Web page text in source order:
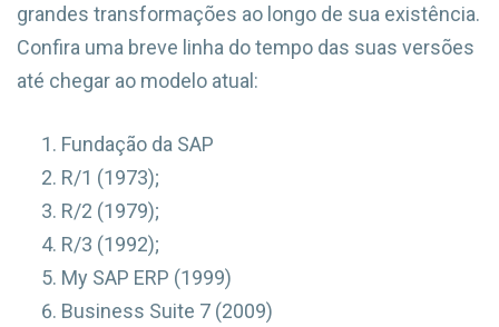
grandes transformações ao longo de sua existência.
Confira uma breve linha do tempo das suas versões
até chegar ao modelo atual:
Fundação da SAP
R/1 (1973);
R/2 (1979);
R/3 (1992);
My SAP ERP (1999)
Business Suite 7 (2009)